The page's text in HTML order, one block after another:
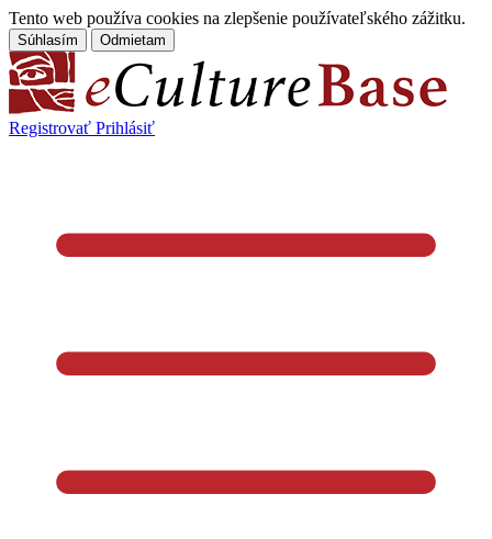
Tento web používa cookies na zlepšenie používateľského zážitku.
Súhlasím Odmietam
Registrovať Prihlásiť